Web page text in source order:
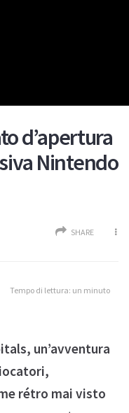
d’apertura
Nintendo
SHARE
Tempo di lettura: un minuto
un’avventura
rétro mai visto